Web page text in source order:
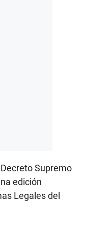
Supremo
edición
Legales del